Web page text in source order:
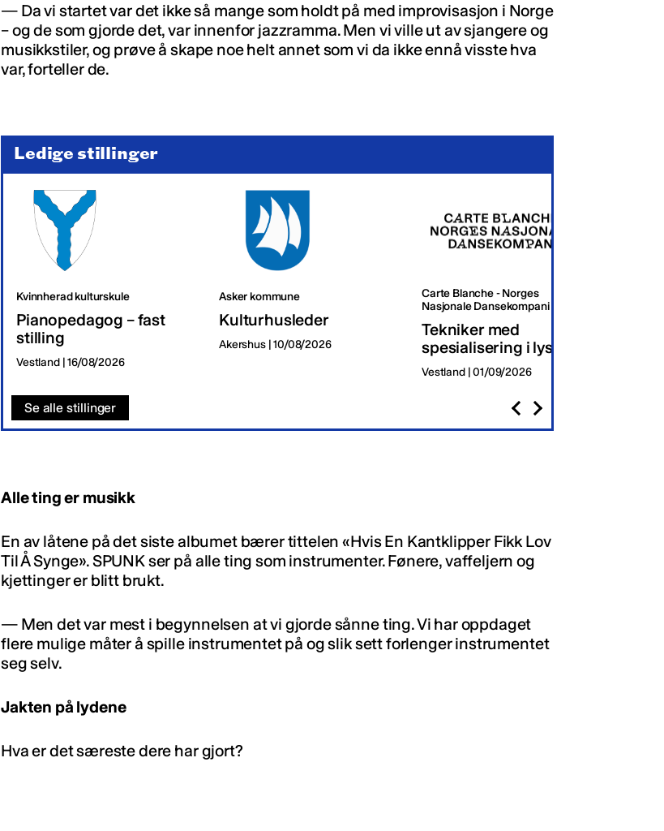
— Da vi startet var det ikke så mange som holdt på med improvisasjon i Norge
– og de som gjorde det, var innenfor jazzramma. Men vi ville ut av sjangere og
musikkstiler, og prøve å skape noe helt annet som vi da ikke ennå visste hva
var, forteller de.
Ledige stillinger
Kvinnherad kulturskule
Pianopedagog – fast
stilling
Vestland | 16/08/2026
Asker kommune
Kulturhusleder
Akershus | 10/08/2026
Carte Blanche - Norges
Nasjonale Dansekompani
Tekniker med
spesialisering i lys
Vestland | 01/09/2026
Se alle stillinger
Alle ting er musikk
En av låtene på det siste albumet bærer tittelen «Hvis En Kantklipper Fikk Lov
Til Å Synge». SPUNK ser på alle ting som instrumenter. Fønere, vaffeljern og
kjettinger er blitt brukt.
— Men det var mest i begynnelsen at vi gjorde sånne ting. Vi har oppdaget
flere mulige måter å spille instrumentet på og slik sett forlenger instrumentet
seg selv.
Jakten på lydene
Hva er det særeste dere har gjort?